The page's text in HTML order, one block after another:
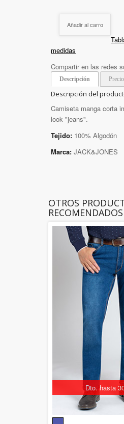
Añadir al carro
medidas
Compartir en las redes
Descripción
Descripción del
Camiseta manga corta
look "jeans".
Tejido: 100% Algodón
Marca: JACK&JONES
OTROS
RECOMENDADOS
Dto. hasta